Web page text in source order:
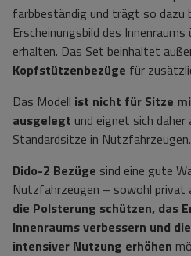
farbbeständig und trägt so dazu
Erscheinungsbild des Innenraums
erhalten. Das Set beinhaltet
Kopfstützenbezüge für
Das Modell ist nicht für Sitze
ausgelegt und eignet sich
Standardsitze in Nutzfahrzeugen.
Dido-2 Bezüge sind eine gute
Nutzfahrzeugen – sowohl privat
die Polsterung schützen, das
Innenraums verbessern und
intensiver Nutzung erhöhen